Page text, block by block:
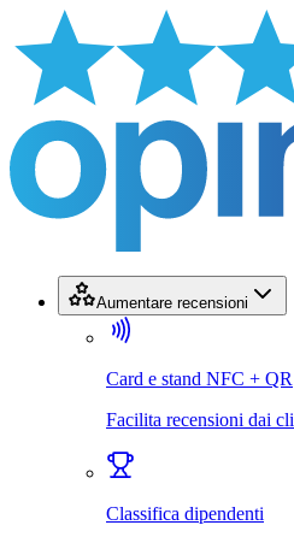
Aumentare recensioni
Card e stand NFC + QR
Facilita recensioni dai
Classifica dipendenti